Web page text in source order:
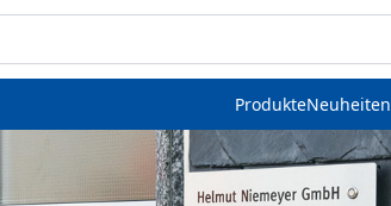
ProdukteNeuheiten